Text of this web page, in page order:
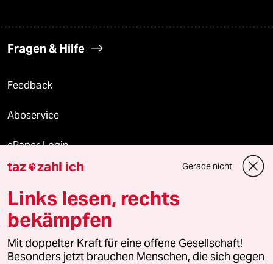
Fragen & Hilfe
Feedback
Aboservice
ePaper Login
Downloads für Abonnierende
© 2026 taz Verlags und Vertriebs GmbH
Alle Rechte vorbehalten. Bei rechtlichen Fragen oder für Genehmigungen
wenden Sie sich bitte an lizenzen@taz.de
taz zahl ich Gerade nicht
Links lesen, rechts
bekämpfen
Mit doppelter Kraft für eine offene Gesellschaft!
Besonders jetzt brauchen Menschen, die sich gegen